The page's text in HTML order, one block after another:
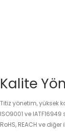
Kalite
Titiz yönetim, yüksek
ISO9001 ve
RoHS, REACH ve